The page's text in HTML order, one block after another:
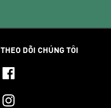
THEO DÕI CHÚNG TÔI